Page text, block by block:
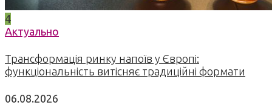
4
Актуально
Трансформація ринку напоїв у Європі:
функціональність витісняє традиційні формати
06.08.2026